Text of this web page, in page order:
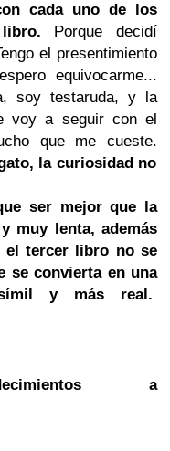
cada uno de los
libro. Porque decidí
el presentimiento
equivocarme...
soy testaruda, y la
voy a seguir con el
que me cueste.
la curiosidad no
ser mejor que la
muy lenta, además
el tercer libro no se
se convierta en una
y más real.
a